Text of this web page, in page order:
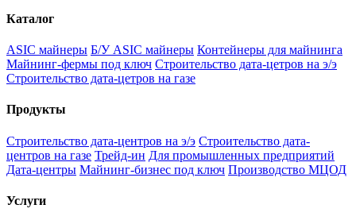
Каталог
ASIC майнеры Б/У ASIC майнеры Контейнеры для майнинга
Майнинг-фермы под ключ Строительство дата-цетров на э/э
Строительство дата-цетров на газе
Продукты
Строительство дата-центров на э/э Строительство дата-
центров на газе Трейд-ин Для промышленных предприятий
Дата-центры Майнинг-бизнес под ключ Производство МЦОД
Услуги